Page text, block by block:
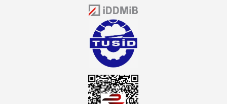
donanıma sahip ekibi ile müşterilerine koşulsuz destek sunan
mutbex.com ile endüstriyel mutfak malzemeleri konusunda
alacağınız hizmet standartların her zaman üstünde olacaktır.